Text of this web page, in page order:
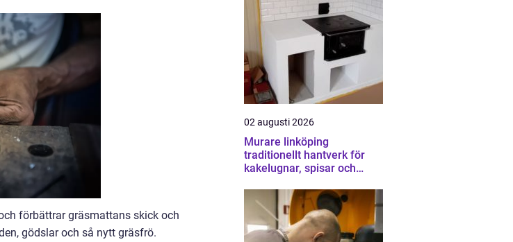
förbättrar gräsmattans skick och
gödslar och så nytt gräsfrö.
02 augusti 2026
Murare linköping
traditionellt hantverk för
kakelugnar, spisar och